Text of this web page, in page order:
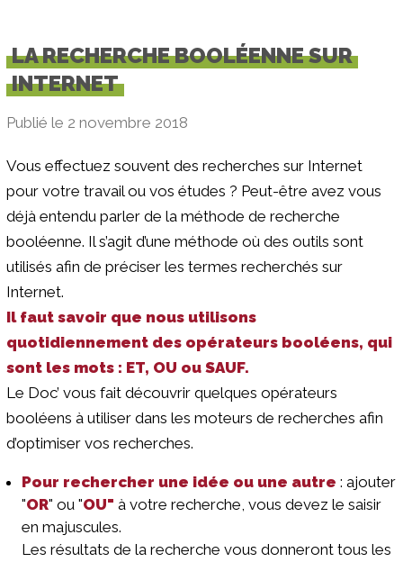
LA RECHERCHE BOOLÉENNE SUR
INTERNET
Publié le 2 novembre 2018
Vous effectuez souvent des recherches sur Internet
pour votre travail ou vos études ? Peut-être avez vous
déjà entendu parler de la méthode de recherche
booléenne. Il s’agit d’une méthode où des outils sont
utilisés afin de préciser les termes recherchés sur
Internet.
Il faut savoir que nous utilisons
quotidiennement des opérateurs booléens, qui
sont les mots : ET, OU ou SAUF.
Le Doc’ vous fait découvrir quelques opérateurs
booléens à utiliser dans les moteurs de recherches afin
d’optimiser vos recherches.
Pour rechercher une idée ou une autre : ajouter
"OR" ou "OU" à votre recherche, vous devez le saisir
en majuscules.
Les résultats de la recherche vous donneront tous les